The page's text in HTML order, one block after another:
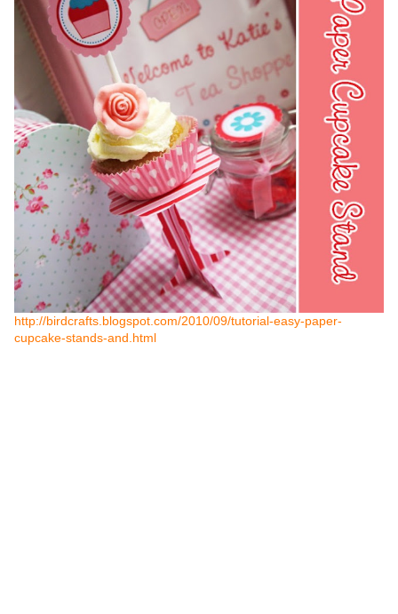
http://birdcrafts.blogspot.com/2010/09/tutorial-easy-paper-
cupcake-stands-and.html